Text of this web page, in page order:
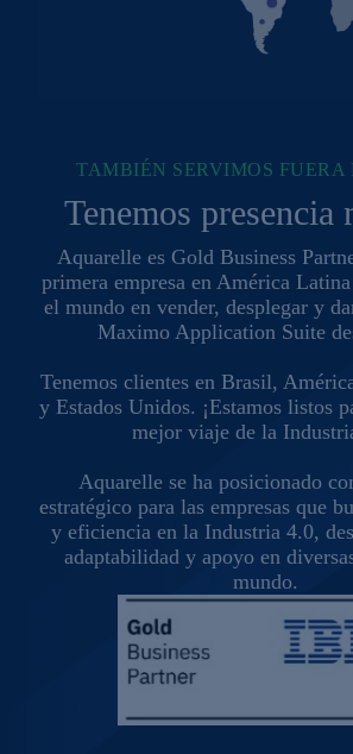
TAMBIÉN SERVIMOS FUERA
Tenemos presencia
Aquarelle es Gold Business
primera empresa en América
el mundo en vender, desplegar y
Maximo Application Suite
Tenemos clientes en Brasil,
y Estados Unidos. ¡Estamos listos
mejor viaje de la
Aquarelle se ha posicionado
estratégico para las empresas que
y eficiencia en la Industria 4.0,
adaptabilidad y apoyo en
mundo.